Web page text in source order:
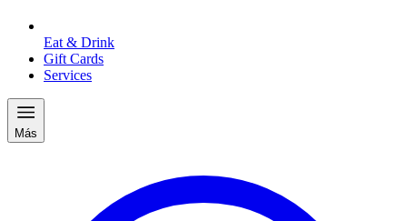
Eat & Drink
Gift Cards
Services
Más